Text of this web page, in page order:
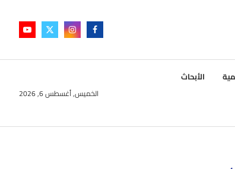
الأبحاث
الخميس, أغسطس 6, 2026